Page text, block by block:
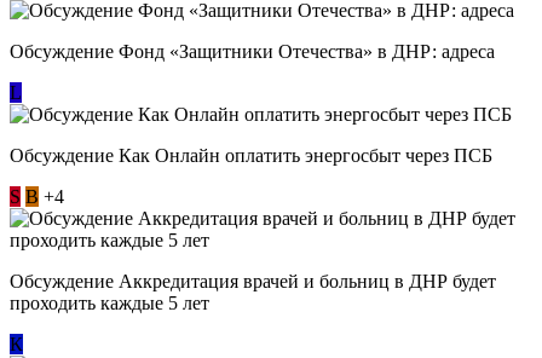
Обсуждение Фонд «Защитники Отечества» в ДНР: адреса
L
Обсуждение ​Как Онлайн оплатить энергосбыт через ПСБ
S В +4
Обсуждение Аккредитация врачей и больниц в ДНР будет
проходить каждые 5 лет
К